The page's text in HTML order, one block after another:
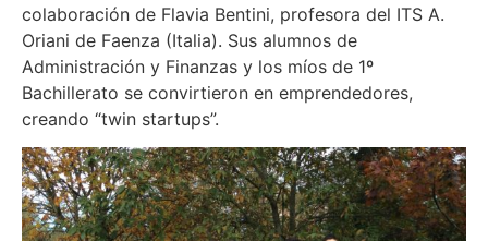
colaboración de Flavia Bentini, profesora del ITS A.
Oriani de Faenza (Italia). Sus alumnos de
Administración y Finanzas y los míos de 1º
Bachillerato se convirtieron en emprendedores,
creando “twin startups”.